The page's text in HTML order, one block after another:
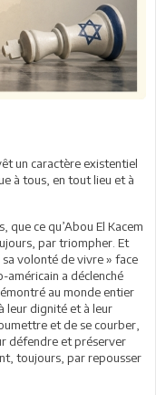
un caractère existentiel
à tous, en tout lieu et à
ce qu’Abou El Kacem
par triompher. Et
volonté de vivre » face
américain a déclenché
au monde entier
leur dignité et à leur
et de se courber,
défendre et préserver
toujours, par repousser